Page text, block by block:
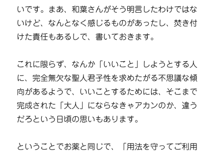
いです。まあ、和葉さんがそう明言したわけではな
いけど、なんとなく感じるものがあったし、焚き付
けた責任もあるしで、書いておきます。
これに限らず、なんか「いいこと」しようとする人
に、完全無欠な聖人君子性を求めたがる不思議な傾
向があるようで、いいことするためには、そこまで
完成された「大人」にならなきゃアカンのか、違う
だろという日頃の思いもあります。
ということでお薬と同じで、「用法を守ってご利用